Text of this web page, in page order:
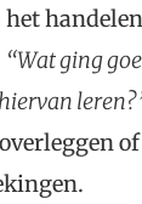
“Wat ging
of